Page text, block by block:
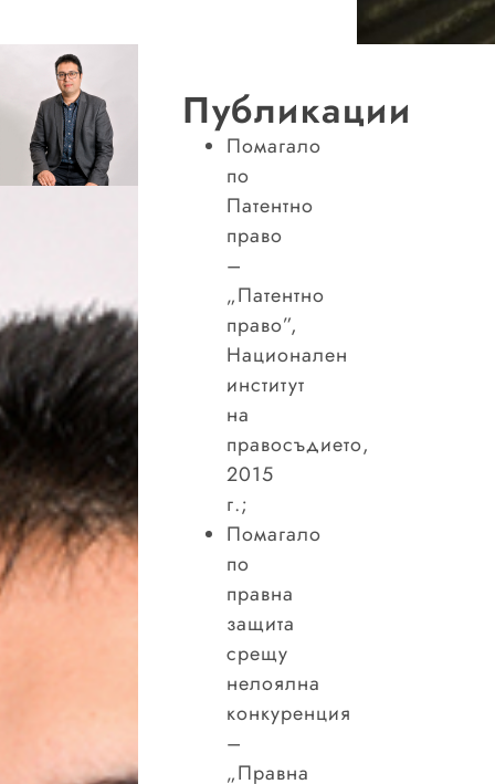
Публикации
Помагало
по
Патентно
право
–
„Патентно
право”,
Национален
институт
на
правосъдието,
2015
г.;
Помагало
по
правна
защита
срещу
нелоялна
конкуренция
–
„Правна